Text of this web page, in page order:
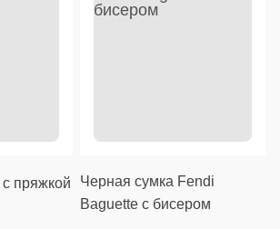
пряжкой
Черная сумка Fendi
Baguette с бисером